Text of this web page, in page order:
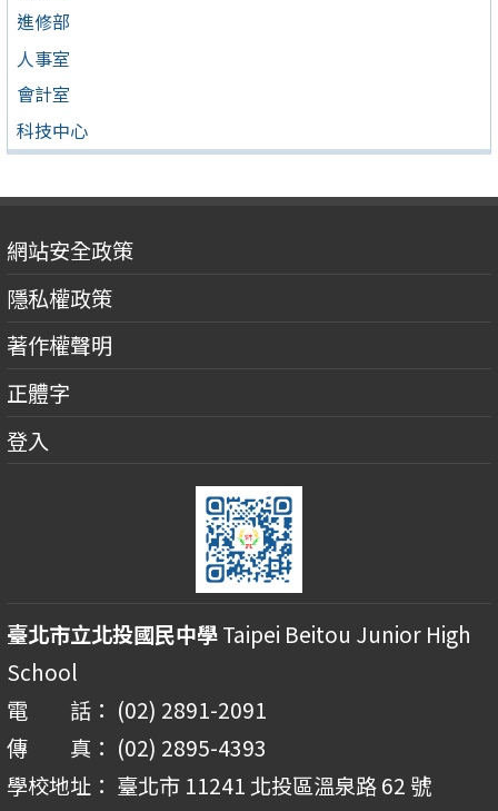
進修部
人事室
會計室
科技中心
網站安全政策
隱私權政策
著作權聲明
正體字
登入
臺北市立北投國民中學Taipei Beitou Junior High
School
電 話： (02) 2891-2091
傳 真： (02) 2895-4393
學校地址： 臺北市 11241 北投區溫泉路 62 號